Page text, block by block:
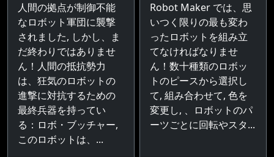
人間の拠点が制御不能
なロボット軍団に襲撃
されました, しかし、ま
だ終わりではありませ
ん！人間の抵抗勢力
は、狂気のロボットの
進撃に対抗するための
最終兵器を持ってい
る：ロボ・ブッチャー,
このロボットは、...
Robot Maker では、思
いつく限りの最も変わ
ったロボットを組み立
てなければなりませ
ん！数十種類のロボッ
トのピースから選択し
て, 組み合わせて, 色を
変更し, 、ロボットのパ
ーツごとに回転やスタ...